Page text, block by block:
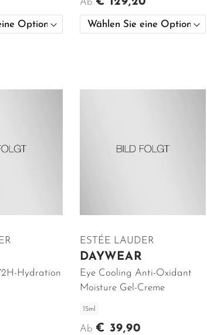
Hydration
ESTÉE LAUDER
DAYWEAR
Eye Cooling Anti-Oxidant
Moisture Gel-Creme
15ml
Ab € 39,90